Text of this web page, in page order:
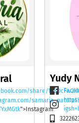
share/
">Instagram
Yudy